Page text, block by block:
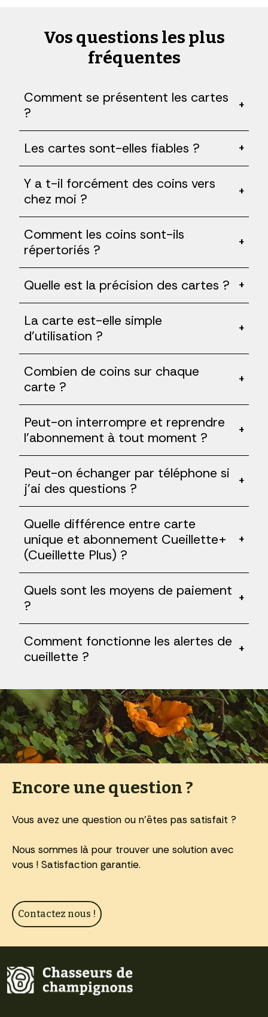
Vos questions les plus
fréquentes
Comment se présentent les cartes
?
+
Les cartes sont-elles fiables ? +
Y a t-il forcément des coins vers
chez moi ?
+
Comment les coins sont-ils
répertoriés ?
+
Quelle est la précision des cartes ? +
La carte est-elle simple
d'utilisation ?
+
Combien de coins sur chaque
carte ?
+
Peut-on interrompre et reprendre
l'abonnement à tout moment ?
+
Peut-on échanger par téléphone si
j'ai des questions ?
+
Quelle différence entre carte
unique et abonnement Cueillette+
(Cueillette Plus) ?
+
Quels sont les moyens de paiement
?
+
Comment fonctionne les alertes de
cueillette ?
+
Encore une question ?
Vous avez une question ou n'êtes pas satisfait ?
Nous sommes là pour trouver une solution avec
vous ! Satisfaction garantie.
Contactez nous !